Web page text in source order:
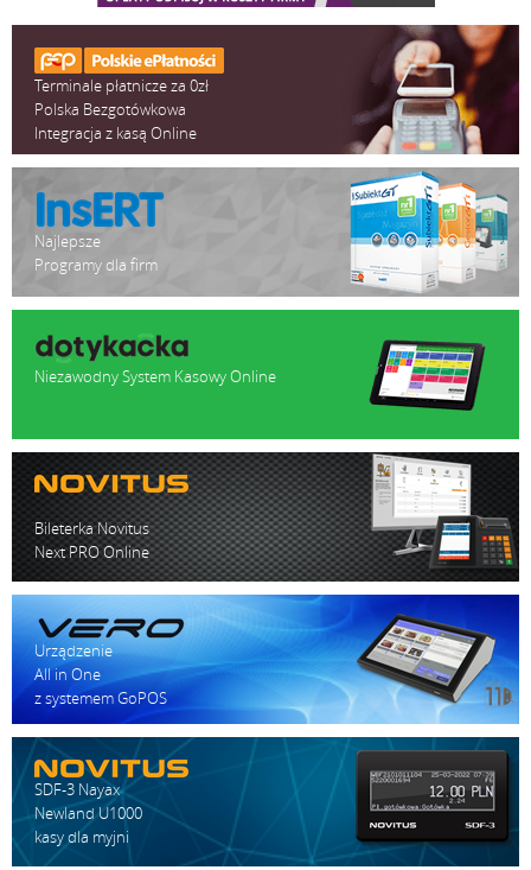
Terminale płatnicze za 0zł
Polska Bezgotówkowa
Integracja z kasą Online
Najlepsze
Programy dla firm
Niezawodny System Kasowy Online
Bileterka Novitus
Next PRO Online
Urządzenie
All in One
z systemem GoPOS
SDF-3 Nayax
Newland U1000
kasy dla myjni